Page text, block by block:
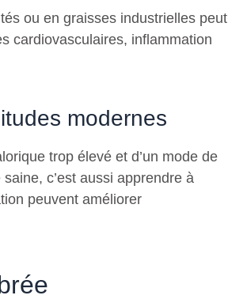
ou en graisses industrielles peut
cardiovasculaires, inflammation
modernes
trop élevé et d’un mode de
c’est aussi apprendre à
peuvent améliorer